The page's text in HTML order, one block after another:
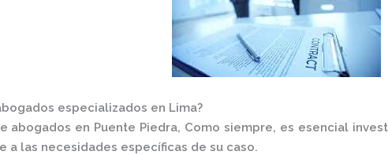
especializados en Lima?
abogados en Puente Piedra, Como siempre, es esencial
a las necesidades específicas de su caso.